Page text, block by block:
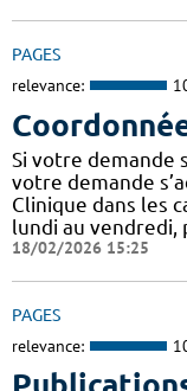
PAGES
relevance:
Si votre demande
votre demande
Clinique dans les
lundi au vendredi,
18/02/2026 15:25
PAGES
relevance: